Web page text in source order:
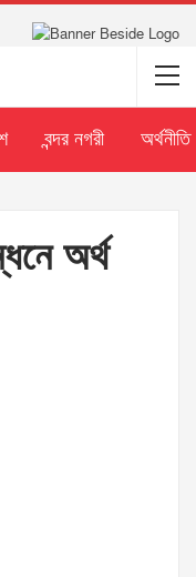
বন্দর নগরী অর্থনীতি
অর্থ